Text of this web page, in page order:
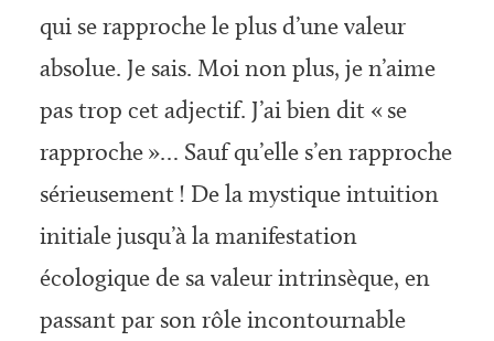
qui se rapproche le plus d’une valeur
absolue. Je sais. Moi non plus, je n’aime
pas trop cet adjectif. J’ai bien dit « se
rapproche »… Sauf qu’elle s’en rapproche
sérieusement ! De la mystique intuition
initiale jusqu’à la manifestation
écologique de sa valeur intrinsèque, en
passant par son rôle incontournable